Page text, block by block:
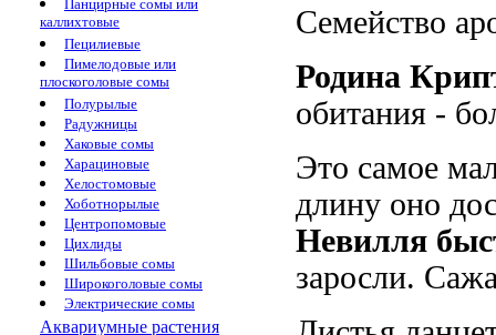
Панцирные сомы или
каллихтовые
Пецилиевые
Пимелодовые или
плоскоголовые сомы
Полурылые
Радужницы
Хаковые сомы
Харациновые
Хелостомовые
Хоботнорылые
Центропомовые
Цихлиды
Шильбовые сомы
Широкоголовые сомы
Электрические сомы
Аквариумные растения
Семейство
Родина
обитания -
Это самое
длину оно
Невилля
заросли.